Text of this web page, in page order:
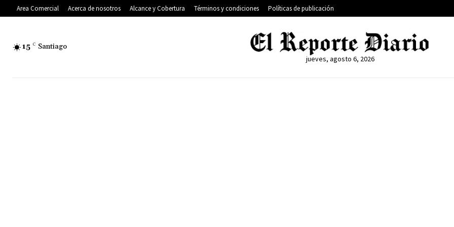
Area Comercial Acerca de nosotros Alcance y Cobertura Términos y condiciones Políticas de publicación
15 C Santiago
jueves, agosto 6, 2026